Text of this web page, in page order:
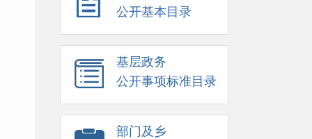
公开基本目录
基层政务
公开事项标准目录
部门及乡